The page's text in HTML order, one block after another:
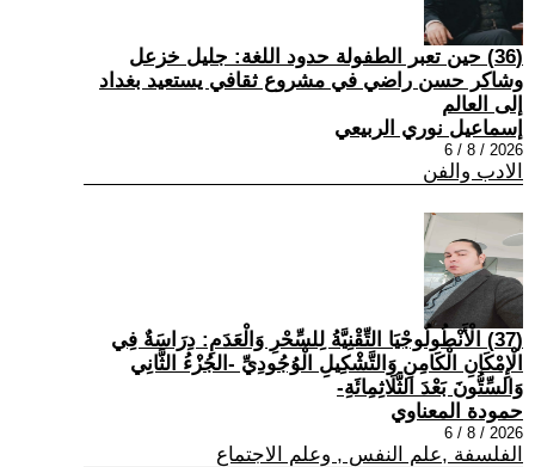
(36) حين تعبر الطفولة حدود اللغة: جليل خزعل
وشاكر حسن راضي في مشروع ثقافي يستعيد بغداد
إلى العالم
إسماعيل نوري الربيعي
2026 / 8 / 6
الادب والفن
(37) الْأَنْطُولُوجْيَا التِّقْنِيَّةُ لِلسِّحْرِ وَالْعَدَمِ: دِرَاسَةٌ فِي
الْإِمْكَانِ الْكَامِنِ وَالتَّشْكِيلِ الْوُجُودِيِّ -الجُزْءُ الثَّانِي
وَالسِّتُّونَ بَعْدَ الثَّلَاثِمِائَةِ-
حمودة المعناوي
2026 / 8 / 6
الفلسفة ,علم النفس , وعلم الاجتماع